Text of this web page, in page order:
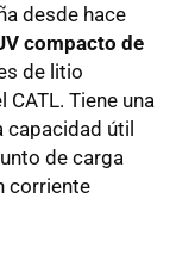
desde hace
compacto de
de litio
Tiene una
capacidad útil
de carga
corriente